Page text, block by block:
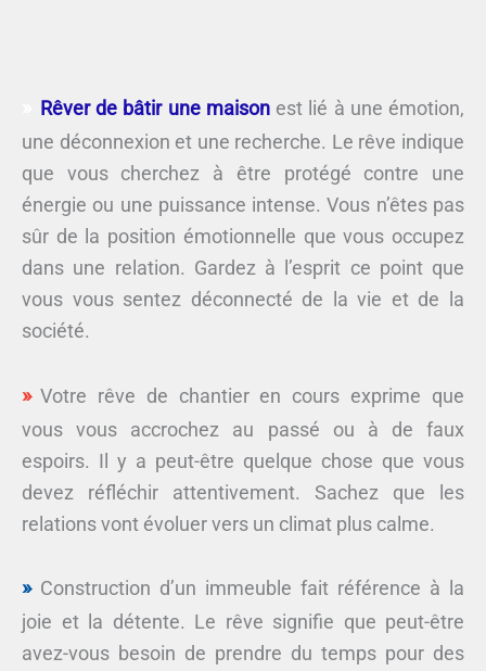
Rêver de bâtir une maisonest lié à une émotion,
une déconnexion et une recherche. Le rêve indique
que vous cherchez à être protégé contre une
énergie ou une puissance intense. Vous n’êtes pas
sûr de la position émotionnelle que vous occupez
dans une relation. Gardez à l’esprit ce point que
vous vous sentez déconnecté de la vie et de la
société.
Votre rêve de chantier en cours exprime que
vous vous accrochez au passé ou à de faux
espoirs. Il y a peut-être quelque chose que vous
devez réfléchir attentivement. Sachez que les
relations vont évoluer vers un climat plus calme.
Construction d’un immeuble fait référence à la
joie et la détente. Le rêve signifie que peut-être
avez-vous besoin de prendre du temps pour des